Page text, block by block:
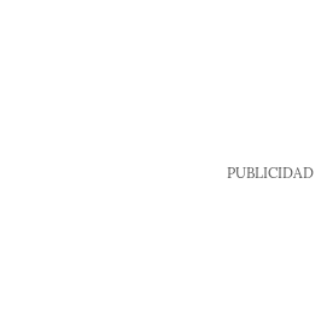
PUBLICIDAD